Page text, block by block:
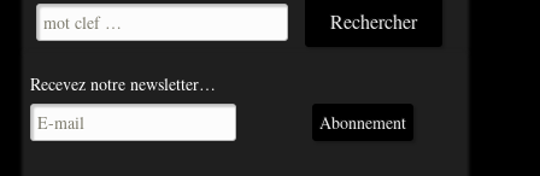
Recevez notre newsletter…
Abonnement